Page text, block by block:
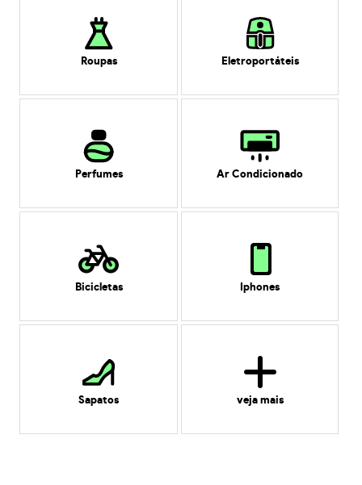
Roupas Eletroportáteis
Perfumes Ar Condicionado
Bicicletas Iphones
Sapatos veja mais